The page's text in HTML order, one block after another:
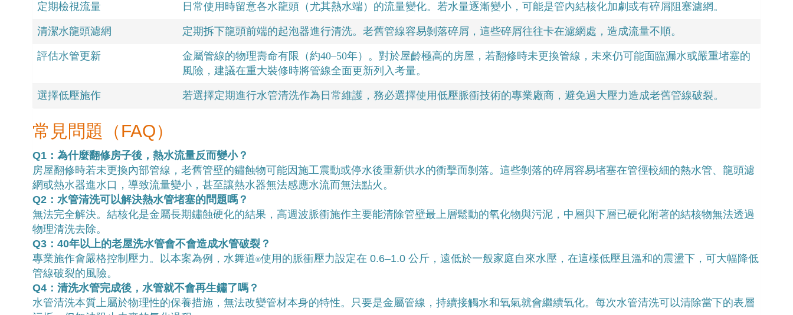
定期檢視流量 日常使用時留意各水龍頭（尤其熱水端）的流量變化。若水量逐漸變小，可能是管內結核化加劇或有碎屑阻塞濾網。
清潔水龍頭濾網 定期拆下龍頭前端的起泡器進行清洗。老舊管線容易剝落碎屑，這些碎屑往往卡在濾網處，造成流量不順。
評估水管更新
金屬管線的物理壽命有限（約40–50年）。對於屋齡極高的房屋，若翻修時未更換管線，未來仍可能面臨漏水或嚴重堵塞的
風險，建議在重大裝修時將管線全面更新列入考量。
選擇低壓施作 若選擇定期進行水管清洗作為日常維護，務必選擇使用低壓脈衝技術的專業廠商，避免過大壓力造成老舊管線破裂。
常見問題（FAQ）
Q1：為什麼翻修房子後，熱水流量反而變小？
房屋翻修時若未更換內部管線，老舊管壁的鏽蝕物可能因施工震動或停水後重新供水的衝擊而剝落。這些剝落的碎屑容易堵塞在管徑較細的熱水管、龍頭濾
網或熱水器進水口，導致流量變小，甚至讓熱水器無法感應水流而無法點火。
Q2：水管清洗可以解決熱水管堵塞的問題嗎？
無法完全解決。結核化是金屬長期鏽蝕硬化的結果，高週波脈衝施作主要能清除管壁最上層鬆動的氧化物與污泥，中層與下層已硬化附著的結核物無法透過
物理清洗去除。
Q3：40年以上的老屋洗水管會不會造成水管破裂？
專業施作會嚴格控制壓力。以本案為例，水舞道®使用的脈衝壓力設定在 0.6–1.0 公斤，遠低於一般家庭自來水壓，在這樣低壓且溫和的震盪下，可大幅降低
管線破裂的風險。
Q4：清洗水管完成後，水管就不會再生鏽了嗎？
水管清洗本質上屬於物理性的保養措施，無法改變管材本身的特性。只要是金屬管線，持續接觸水和氧氣就會繼續氧化。每次水管清洗可以清除當下的表層